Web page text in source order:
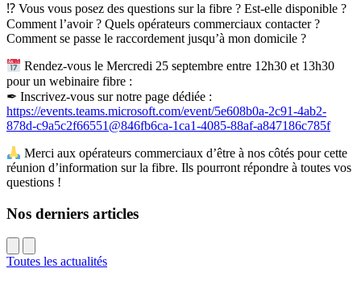
⁉ Vous vous posez des questions sur la fibre ? Est-elle disponible ?
Comment l’avoir ? Quels opérateurs commerciaux contacter ?
Comment se passe le raccordement jusqu’à mon domicile ?
Rendez-vous le Mercredi 25 septembre entre 12h30 et 13h30
pour un webinaire fibre :
✒ Inscrivez-vous sur notre page dédiée :
https://events.teams.microsoft.com/event/5e608b0a-2c91-4ab2-
878d-c9a5c2f66551@846fb6ca-1ca1-4085-88af-a847186c785f
Merci aux opérateurs commerciaux d’être à nos côtés pour cette
réunion d’information sur la fibre. Ils pourront répondre à toutes vos
questions !
Nos derniers articles
Toutes les actualités